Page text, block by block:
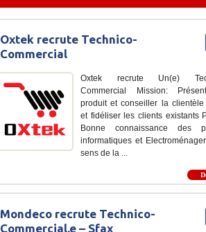
Oxtek recrute Technico-
Commercial
Oxtek recrute Un(e)
Commercial Mission:
produit et conseiller la clientèle
et fidéliser les clients existants
Bonne connaissance des
informatiques et
sens de la ...
Mondeco recrute Technico-
Commercial.e – Sfax